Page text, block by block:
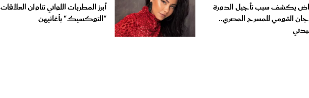
يكشف سبب تأجيل الدورة
القومي للمسرح المصري..
أبرز المطربات اللواتي تناولن العلاقات
"التوكسيك" بأغانيهن